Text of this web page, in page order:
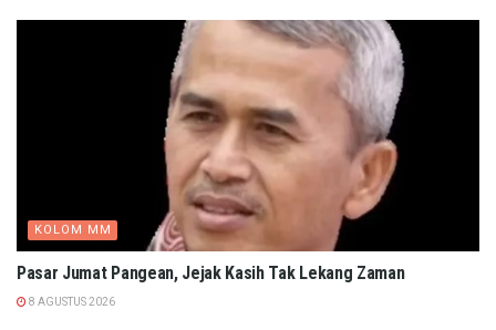
KOLOM MM
Pasar Jumat Pangean, Jejak Kasih Tak Lekang Zaman
8 AGUSTUS 2026